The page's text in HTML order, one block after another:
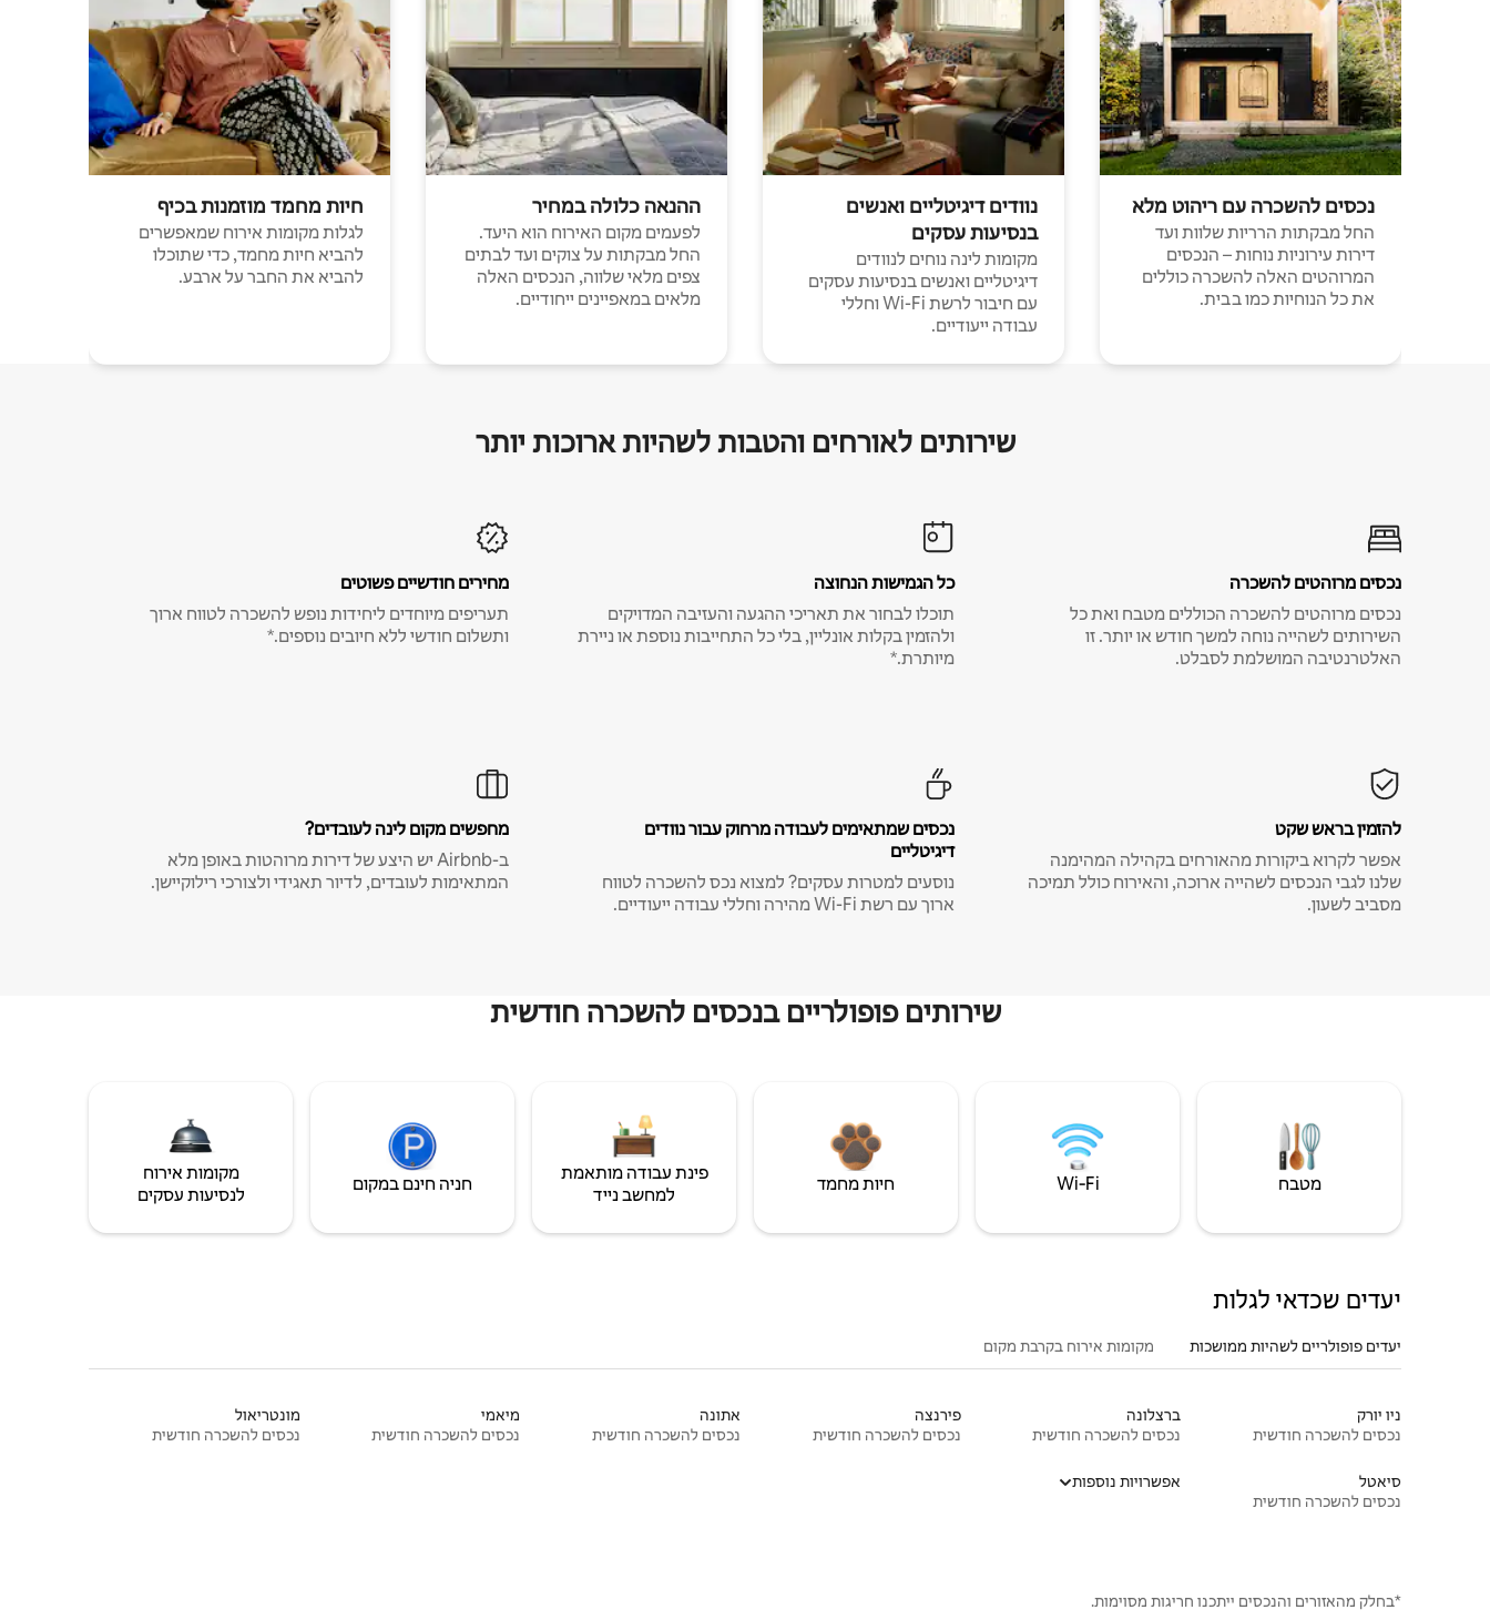
נכסים להשכרה עם ריהוט מלא
החל מבקתות הרריות שלוות ועד
דירות עירוניות נוחות – הנכסים
המרוהטים האלה להשכרה כוללים
את כל הנוחיות כמו בבית.
נוודים דיגיטליים ואנשים
בנסיעות עסקים
מקומות לינה נוחים לנוודים
דיגיטליים ואנשים בנסיעות עסקים
עם חיבור לרשת Wi-Fi וחללי
עבודה ייעודיים.
ההנאה כלולה במחיר
לפעמים מקום האירוח הוא היעד.
החל מבקתות על צוקים ועד לבתים
צפים מלאי שלווה, הנכסים האלה
מלאים במאפיינים ייחודיים.
חיות מחמד מוזמנות בכיף
לגלות מקומות אירוח שמאפשרים
להביא חיות מחמד, כדי שתוכלו
להביא את החבר על ארבע.
שירותים לאורחים והטבות לשהיות ארוכות יותר
נכסים מרוהטים להשכרה
נכסים מרוהטים להשכרה הכוללים מטבח ואת כל
השירותים לשהייה נוחה למשך חודש או יותר. זו
האלטרנטיבה המושלמת לסבלט.
כל הגמישות הנחוצה
תוכלו לבחור את תאריכי ההגעה והעזיבה המדויקים
ולהזמין בקלות אונליין, בלי כל התחייבות נוספת או ניירת
מיותרת.*
מחירים חודשיים פשוטים
תעריפים מיוחדים ליחידות נופש להשכרה לטווח ארוך
ותשלום חודשי ללא חיובים נוספים.*
להזמין בראש שקט
אפשר לקרוא ביקורות מהאורחים בקהילה המהימנה
שלנו לגבי הנכסים לשהייה ארוכה, והאירוח כולל תמיכה
מסביב לשעון.
נכסים שמתאימים לעבודה מרחוק עבור נוודים
דיגיטליים
נוסעים למטרות עסקים? למצוא נכס להשכרה לטווח
ארוך עם רשת Wi-Fi מהירה וחללי עבודה ייעודיים.
מחפשים מקום לינה לעובדים?
ב-Airbnb יש היצע של דירות מרוהטות באופן מלא
המתאימות לעובדים, לדיור תאגידי ולצורכי רילוקיישן.
שירותים פופולריים בנכסים להשכרה חודשית
מטבח Wi‑Fi חיות מחמד
פינת עבודה מותאמת
למחשב נייד
חניה חינם במקום
מקומות אירוח
לנסיעות עסקים
יעדים שכדאי לגלות
יעדים פופולריים לשהיות ממושכות מקומות אירוח בקרבת מקום
ניו יורק
נכסים להשכרה חודשית
ברצלונה
נכסים להשכרה חודשית
פירנצה
נכסים להשכרה חודשית
אתונה
נכסים להשכרה חודשית
מיאמי
נכסים להשכרה חודשית
מונטריאול
נכסים להשכרה חודשית
סיאטל
נכסים להשכרה חודשית
אפשרויות נוספות
*בחלק מהאזורים והנכסים ייתכנו חריגות מסוימות.